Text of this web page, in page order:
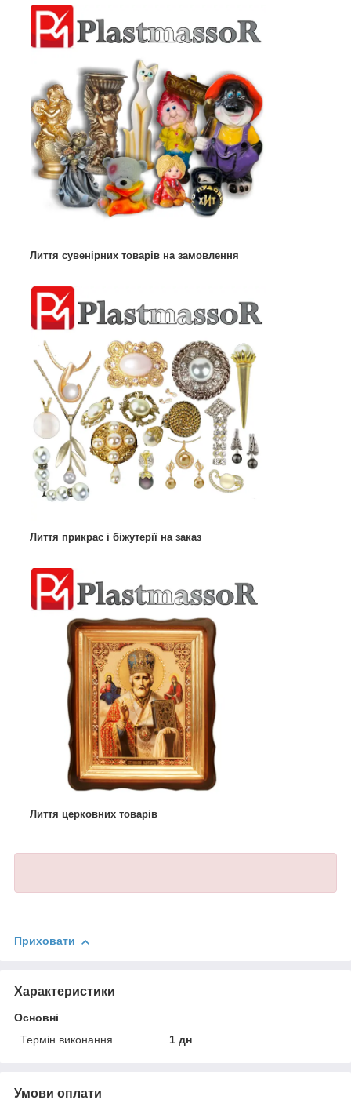
Лиття сувенірних товарів на замовлення
Лиття прикрас і біжутерії на заказ
Лиття церковних товарів
Приховати
Характеристики
Основні
Термін виконання
1 дн
Умови оплати